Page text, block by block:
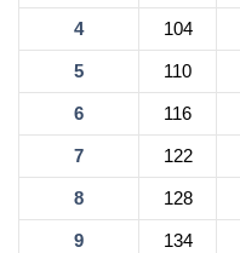
4 104
5 110
6 116
7 122
8 128
9 134